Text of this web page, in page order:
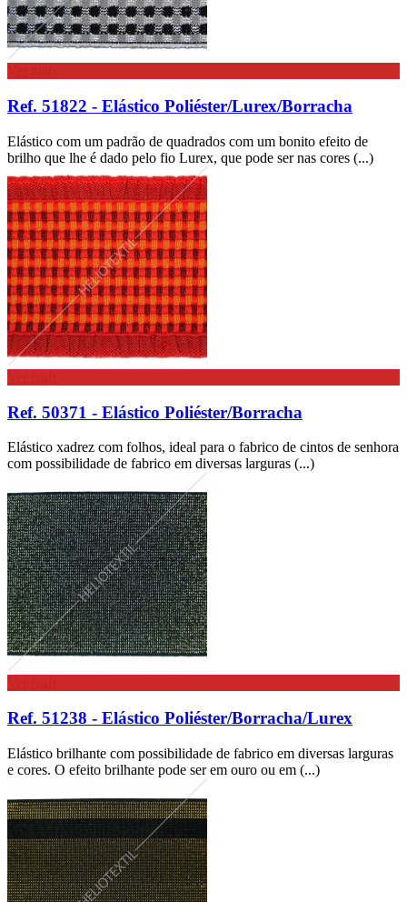
Ref. 51822 - Elástico Poliéster/Lurex/Borracha
Elástico com um padrão de quadrados com um bonito efeito de
brilho que lhe é dado pelo fio Lurex, que pode ser nas cores (...)
Ref. 50371 - Elástico Poliéster/Borracha
Elástico xadrez com folhos, ideal para o fabrico de cintos de senhora
com possibilidade de fabrico em diversas larguras (...)
Ref. 51238 - Elástico Poliéster/Borracha/Lurex
Elástico brilhante com possibilidade de fabrico em diversas larguras
e cores. O efeito brilhante pode ser em ouro ou em (...)